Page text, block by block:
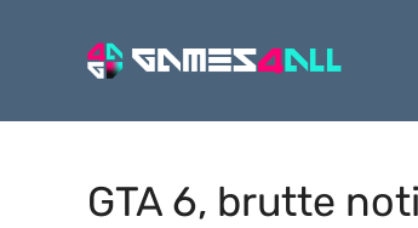
GTA 6, brutte